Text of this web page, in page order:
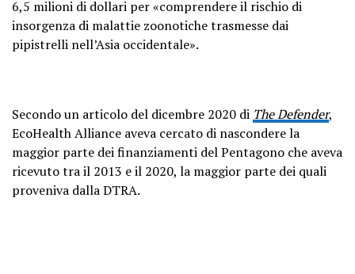
6,5 milioni di dollari per «comprendere il rischio di
insorgenza di malattie zoonotiche trasmesse dai
pipistrelli nell’Asia occidentale».
Secondo un articolo del dicembre 2020 di The Defender,
EcoHealth Alliance aveva cercato di nascondere la
maggior parte dei finanziamenti del Pentagono che aveva
ricevuto tra il 2013 e il 2020, la maggior parte dei quali
proveniva dalla DTRA.